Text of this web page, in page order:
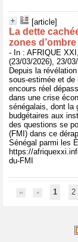
[article]
La dette
zones d’ombre
- In : AFRIQUE
(23/03/2026), 23/
Depuis la
sous‑estimée et
encours réel
dans une crise
sénégalais, dont la
budgétaires aux
des questions se
(FMI) dans ce
Sénégal parmi les
https://
du-FMI
1 2